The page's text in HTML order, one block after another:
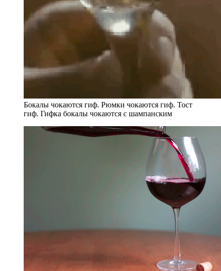
Бокалы чокаются гиф. Рюмки чокаются гиф. Тост
гиф. Гифка бокалы чокаются с шампанским